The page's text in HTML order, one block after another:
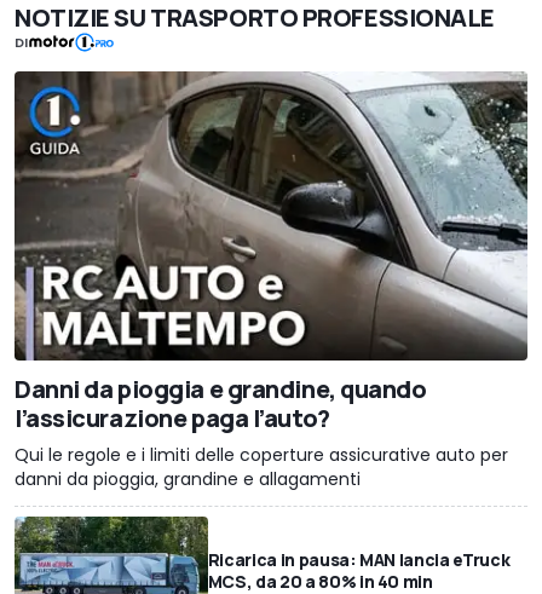
NOTIZIE SU TRASPORTO PROFESSIONALE
DI
Danni da pioggia e grandine, quando
l’assicurazione paga l’auto?
Qui le regole e i limiti delle coperture assicurative auto per
danni da pioggia, grandine e allagamenti
Ricarica in pausa: MAN lancia eTruck
MCS, da 20 a 80% in 40 min